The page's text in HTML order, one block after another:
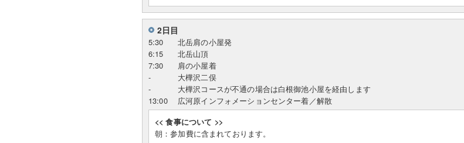
2日目
5:30
北岳肩の小屋発
6:15
北岳山頂
7:30
肩の小屋着
-
大樺沢二俣
-
大樺沢コースが不通の場合は白根御池小屋を経由します
13:00
広河原インフォメーションセンター着／解散
<< 食事について >>
朝：参加費に含まれております。